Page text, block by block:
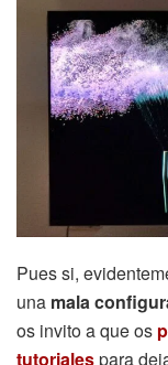
Pues si,
una mala
os invito a que os
tutorialespara